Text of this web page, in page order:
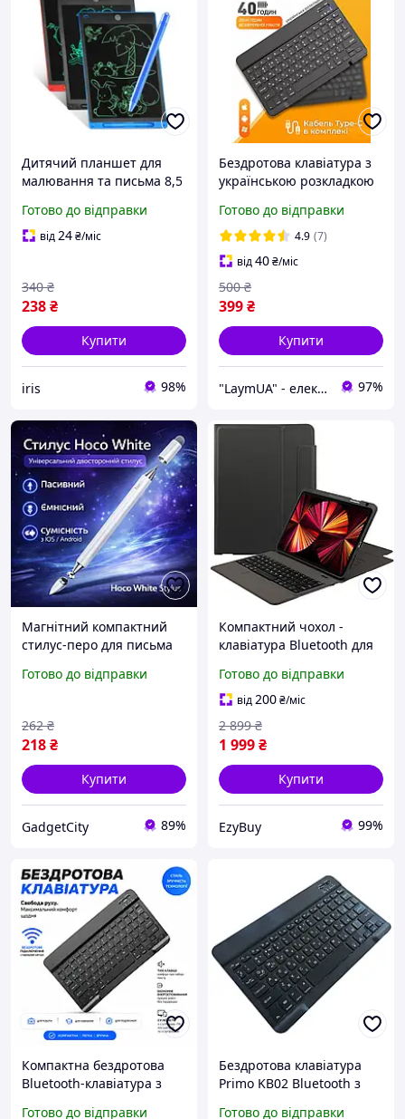
Дитячий планшет для
малювання та письма 8,5
Компактний ланшет для
малювання зі стилусом
Готово до відправки
від24₴/міс
238₴
340 ₴
Купити
iris 98%
Бездротова клавіатура з
українською розкладкою
міні для Android iOS
Windows Smart TV
планшету ноутбуку ПК
Готово до відправки
4.9 (7)
від40₴/міс
399₴
500 ₴
Купити
"LaymUA" - електроніка від перевірених брендів! 97%
Магнітний компактний
стилус-перо для письма
точністю, Стілус-олівець
Готово до відправки
218₴
262 ₴
Купити
GadgetCity 89%
Компактний чохол -
клавіатура Bluetooth для
10.9, магнітна з
підставкою, 2018 2020
2021
Готово до відправки
від200₴/міс
1 999₴
2 899 ₴
Купити
EzyBuy 99%
Компактна бездротова
Bluetooth-клавіатура з
Готово до відправки
Бездротова клавіатура
Primo KB02 Bluetooth з
Готово до відправки